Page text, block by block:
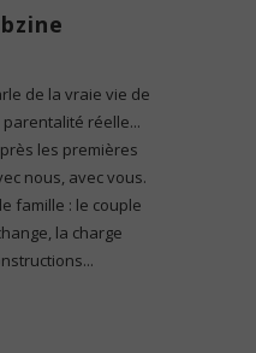
de la vraie vie de
réelle...
les premières
nous, avec vous.
famille : le couple
la charge